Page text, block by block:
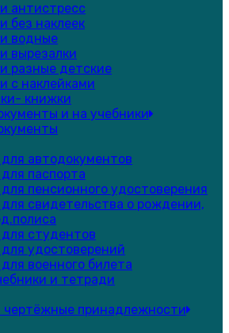
антистресс
без наклеек
водные
вырезалки
разные детские
с наклейками
книжки
и на учебники
автодокументов
паспорта
пенсионного удостоверения
свидетельства о рождении,
студентов
удостоверений
военного билета
и тетради
чертёжные принадлежности